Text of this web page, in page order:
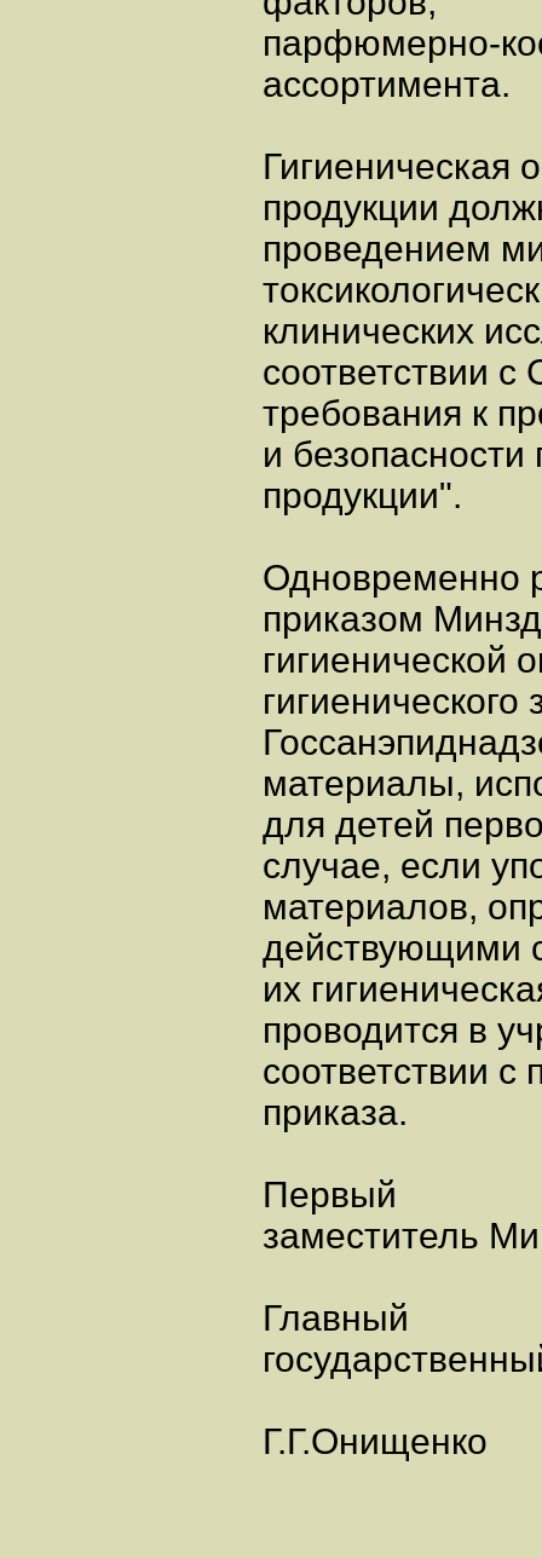
парфюмерно-
ассортимента.
Гигиеническая
продукции
проведением
клинических
соответствии
требования к
и
продукции".
Одновременно
приказом
гигиенической
материалы,
для детей
случае, если
материалов,
действующими
их
проводится в
соответствии с
приказа.
Первый
заместитель
Главный
Г.Г.Онищенко